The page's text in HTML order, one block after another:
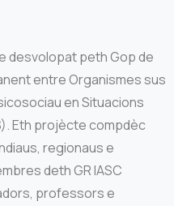
desvolopat peth Gop de
entre Organismes sus
en Situacions
Eth projècte compdèc
regionaus e
deth GR IASC
professors e